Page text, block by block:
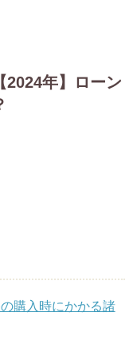
2024年】ローン
購入時にかかる諸